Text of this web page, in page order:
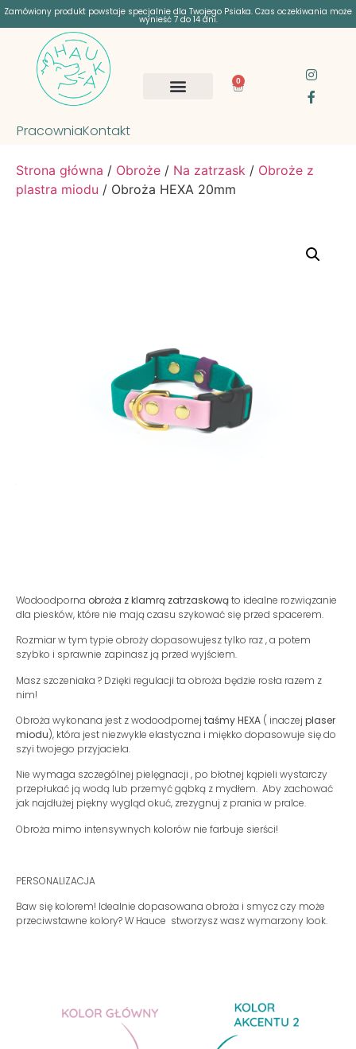
Zamówiony produkt powstaje specjalnie dla Twojego Psiaka. Czas oczekiwania może
wynieść 7 do 14 dni.
PracowniaKontakt
0
Strona główna / Obroże / Na zatrzask / Obroże z
plastra miodu / Obroża HEXA 20mm
Wodoodporna obroża z klamrą zatrzaskowąto idealne rozwiązanie
dla piesków, które nie mają czasu szykować się przed spacerem.
Rozmiar w tym typie obroży dopasowujesz tylko raz , a potem
szybko i sprawnie zapinasz ją przed wyjściem.
Masz szczeniaka ? Dzięki regulacji ta obroża będzie rosła razem z
nim!
Obroża wykonana jest z wodoodpornej taśmy HEXA ( inaczej plaser
miodu), która jest niezwykle elastyczna i miękko dopasowuje się do
szyi twojego przyjaciela.
Nie wymaga szczególnej pielęgnacji , po błotnej kąpieli wystarczy
przepłukać ją wodą lub przemyć gąbką z mydłem. Aby zachować
jak najdłużej piękny wygląd okuć, zrezygnuj z prania w pralce.
Obroża mimo intensywnych kolorów nie farbuje sierści!
PERSONALIZACJA
Baw się kolorem! Idealnie dopasowana obroża i smycz czy może
przeciwstawne kolory? W Hauce stworzysz wasz wymarzony look.